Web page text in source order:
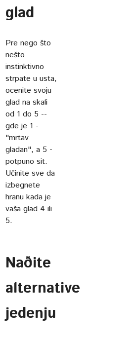
glad
Pre nego što
nešto
instinktivno
strpate u usta,
ocenite svoju
glad na skali
od 1 do 5 --
gde je 1 -
"mrtav
gladan", a 5 -
potpuno sit.
Učinite sve da
izbegnete
hranu kada je
vaša glad 4 ili
5.
Naðite
alternative
jedenju